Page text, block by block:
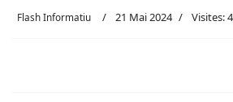
Flash Informatiu 21 Mai 2024 Visites: